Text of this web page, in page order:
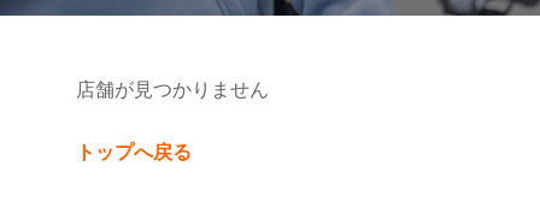
店舗が見つかりません
トップへ戻る